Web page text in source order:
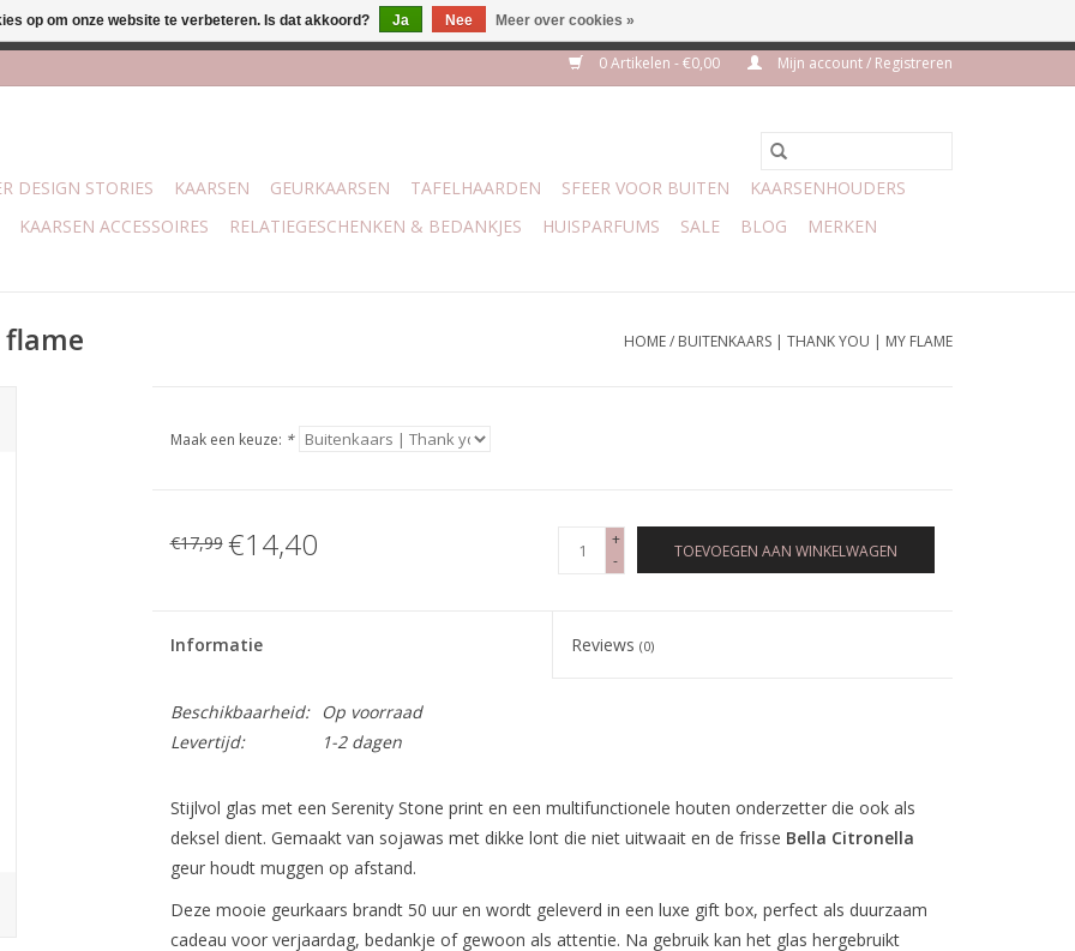
0 Artikelen - €0,00 Mijn account / Registreren
DESIGN STORIES KAARSEN GEURKAARSEN TAFELHAARDEN SFEER VOOR BUITEN
KAARSENHOUDERS
KAARSEN ACCESSOIRES
RELATIEGESCHENKEN & BEDANKJES HUISPARFUMS SALE BLOG MERKEN
HOME/ BUITENKAARS | THANK YOU | MY FLAME
Maak een keuze: *
€17,99 €14,40
+
-
TOEVOEGEN AAN WINKELWAGEN
Informatie Reviews(0)
Beschikbaarheid:
Op voorraad
Levertijd:
1-2 dagen
Stijlvol glas met een Serenity Stone print en een multifunctionele houten onderzetter die ook als
deksel dient. Gemaakt van sojawas met dikke lont die niet uitwaait en de frisse Bella Citronella
geur houdt muggen op afstand.
Deze mooie geurkaars brandt 50 uur en wordt geleverd in een luxe gift box, perfect als duurzaam
cadeau voor verjaardag, bedankje of gewoon als attentie. Na gebruik kan het glas hergebruikt
op om onze website te verbeteren. Is dat akkoord? Ja Nee Meer over cookies »
Woon & Cadeau | Belvederelaan 107 Zwolle | boven de 70 euro geen verzendkosten